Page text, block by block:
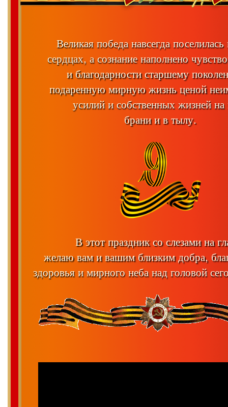
Великая победа навсегда
сердцах, а сознание наполнено
и благодарности старшему
подаренную мирную жизнь ценой
усилий и собственных жизней на
брани и в тылу.
В этот праздник со слезами на
желаю вам и вашим близким добра,
здоровья и мирного неба над головой